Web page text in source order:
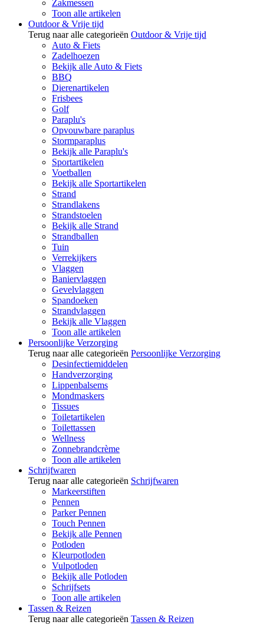
Zakmessen
Toon alle artikelen
Outdoor & Vrije tijd
Terug naar alle categorieën Outdoor & Vrije tijd
Auto & Fiets
Zadelhoezen
Bekijk alle Auto & Fiets
BBQ
Dierenartikelen
Frisbees
Golf
Paraplu's
Opvouwbare paraplus
Stormparaplus
Bekijk alle Paraplu's
Sportartikelen
Voetballen
Bekijk alle Sportartikelen
Strand
Strandlakens
Strandstoelen
Bekijk alle Strand
Strandballen
Tuin
Verrekijkers
Vlaggen
Baniervlaggen
Gevelvlaggen
Spandoeken
Strandvlaggen
Bekijk alle Vlaggen
Toon alle artikelen
Persoonlijke Verzorging
Terug naar alle categorieën Persoonlijke Verzorging
Desinfectiemiddelen
Handverzorging
Lippenbalsems
Mondmaskers
Tissues
Toiletartikelen
Toilettassen
Wellness
Zonnebrandcrème
Toon alle artikelen
Schrijfwaren
Terug naar alle categorieën Schrijfwaren
Markeerstiften
Pennen
Parker Pennen
Touch Pennen
Bekijk alle Pennen
Potloden
Kleurpotloden
Vulpotloden
Bekijk alle Potloden
Schrijfsets
Toon alle artikelen
Tassen & Reizen
Terug naar alle categorieën Tassen & Reizen